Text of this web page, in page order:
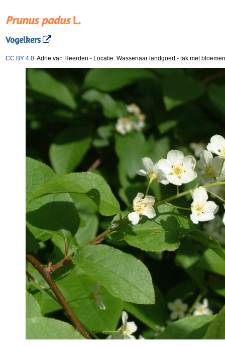
Prunus padusL.
Vogelkers
CC BY 4.0 Adrie van Heerden - Locatie: Wassenaar landgoed - tak met bloemen